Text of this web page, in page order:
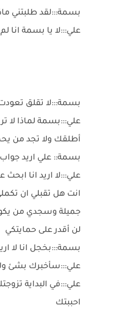
بسمة:::لقد طلبتني
علي:::لا يا بسمة انا
بسمة:::لا تقلق
علي:::بسمة لماذا لا
أطلقك ولا تجد من
بسمة:: علي اريد جواب
علي:::لا اريد انا
انت هل تقبلي ان
جميلة وسجدي من
لن أقدر على حمايتكي
بسمة:::بخجل انا لا
علي:::سأخبرك بشئ
علي:::في البداية
احببتك